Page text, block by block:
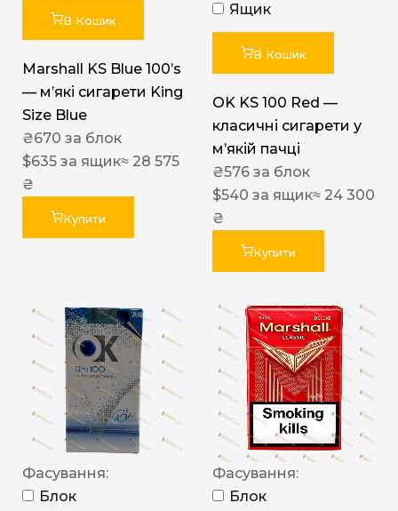
В Кошик
Marshall KS Blue 100’s
— м’які сигарети King
Size Blue
₴670 за блок
$635 за ящик≈ 28 575
₴
Купити
Ящик
В Кошик
OK KS 100 Red —
класичні сигарети у
м’якій пачці
₴576 за блок
$540 за ящик≈ 24 300
₴
Купити
Фасування:
Блок
Фасування:
Блок